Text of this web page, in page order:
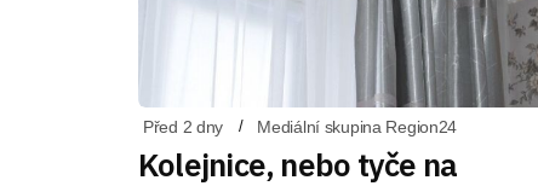
Před 2 dny Mediální skupina Region24
Kolejnice, nebo tyče na